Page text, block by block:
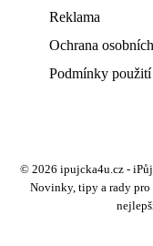
Reklama
Ochrana
Podmínky použití
© 2026 ipujcka4u.cz -
Novinky, tipy a rady pro